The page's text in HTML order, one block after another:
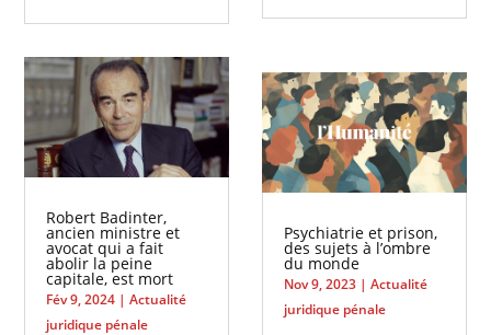
Robert Badinter,
ancien ministre et
avocat qui a fait
abolir la peine
capitale, est mort
Fév 9, 2024 |Actualité
juridique pénale
Psychiatrie et prison,
des sujets à l’ombre
du monde
Nov 9, 2023 | Actualité
juridique pénale